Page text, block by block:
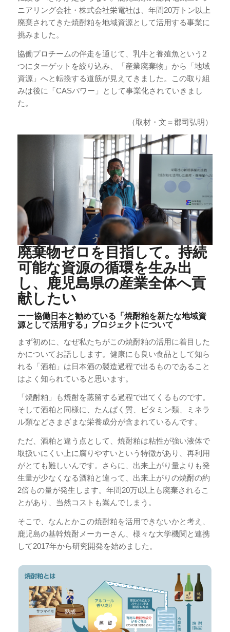
ニアリング会社・株式会社栄電社は、年間20万トン以上
廃棄されてきた焼酎粕を地域資源として活用する事業に
挑みました。
協働プロチームの伴走を通じて、乳牛と養殖魚という2
つにターゲットを絞り込み、「産業廃棄物」から「地域
資源」へと転換する道筋が見えてきました。この取り組
みは後に「CASパワー」として事業化されていきまし
た。
（取材・文＝郡司弘明）
廃棄物ゼロを目指して。持続
可能な資源の循環を生み出
し、鹿児島県の産業全体へ貢
献したい
ーー協働日本と勧めている「焼酎粕を新たな地域資
源として活用する」プロジェクトについて
まず初めに、なぜ私たちがこの焼酎粕の活用に着目した
かについてお話しします。健康にも良い食品として知ら
れる「酒粕」は日本酒の製造過程で出るものであること
はよく知られていると思います。
「焼酎粕」も焼酎を蒸留する過程で出てくるものです。
そして酒粕と同様に、たんぱく質、ビタミン類、ミネラ
ル類などさまざまな栄養成分が含まれているんです。
ただ、酒粕と違う点として、焼酎粕は粘性が強い液体で
取扱いにくい上に腐りやすいという特徴があり、再利用
がとても難しいんです。さらに、出来上がり量よりも発
生量が少なくなる酒粕と違って、出来上がりの焼酎の約
2倍もの量が発生します。年間20万t以上も廃棄されるこ
とがあり、当然コストも嵩んでしまう。
そこで、なんとかこの焼酎粕を活用できないかと考え、
鹿児島の基幹焼酎メーカーさん、様々な大学機関と連携
して2017年から研究開発を始めました。